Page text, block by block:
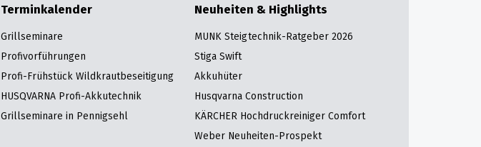
Terminkalender
Grillseminare
Profivorführungen
Profi-Frühstück Wildkrautbeseitigung
HUSQVARNA Profi-Akkutechnik
Grillseminare in Pennigsehl
Neuheiten & Highlights
MUNK Steigtechnik-Ratgeber 2026
Stiga Swift
Akkuhüter
Husqvarna Construction
KÄRCHER Hochdruckreiniger Comfort
Weber Neuheiten-Prospekt